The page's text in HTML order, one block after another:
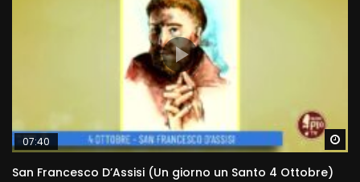
07:40
San Francesco D’Assisi (Un giorno un Santo 4 Ottobre)